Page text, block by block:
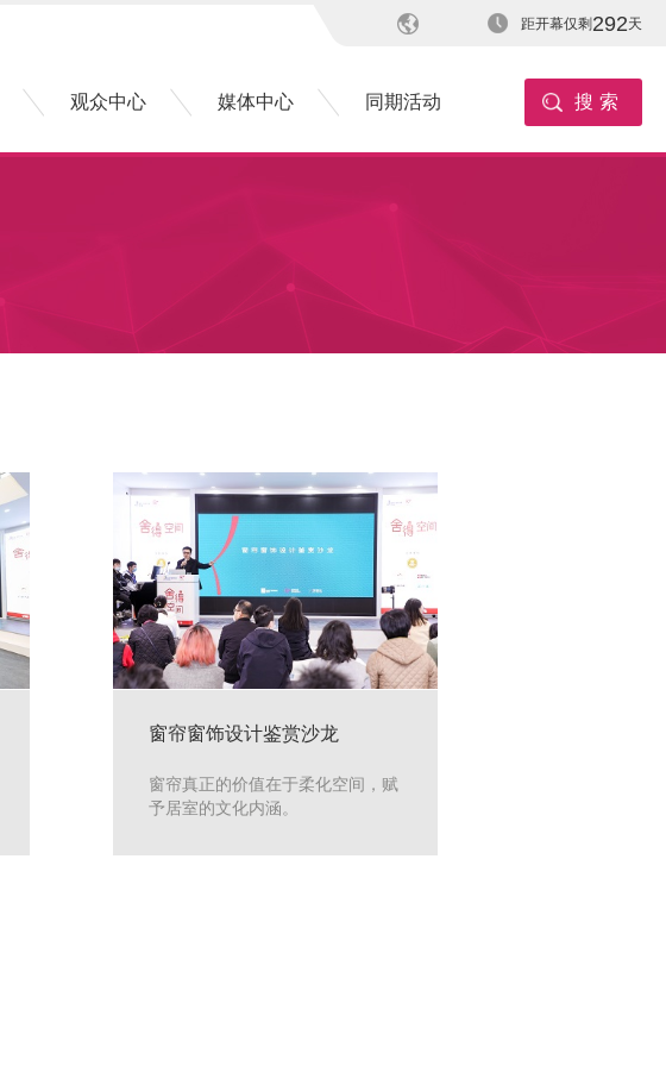
距开幕仅剩 292天
搜索
观众中心 媒体中心 同期活动
窗帘窗饰设计鉴赏沙龙
窗帘真正的价值在于柔化空间，赋
予居室的文化内涵。